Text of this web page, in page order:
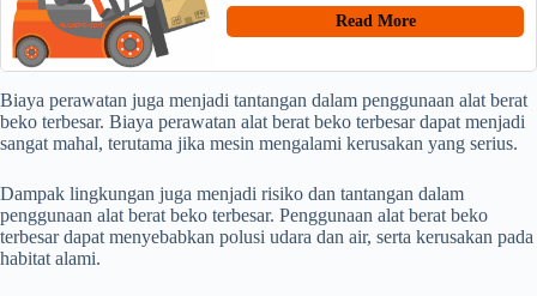
Read More
Biaya perawatan juga menjadi tantangan dalam penggunaan alat berat
beko terbesar. Biaya perawatan alat berat beko terbesar dapat menjadi
sangat mahal, terutama jika mesin mengalami kerusakan yang serius.
Dampak lingkungan juga menjadi risiko dan tantangan dalam
penggunaan alat berat beko terbesar. Penggunaan alat berat beko
terbesar dapat menyebabkan polusi udara dan air, serta kerusakan pada
habitat alami.